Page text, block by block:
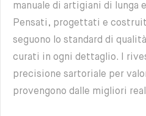
manuale di artigiani di lunga
Pensati, progettati e
seguono lo standard di
curati in ogni dettaglio. I
precisione sartoriale per
provengono dalle migliori